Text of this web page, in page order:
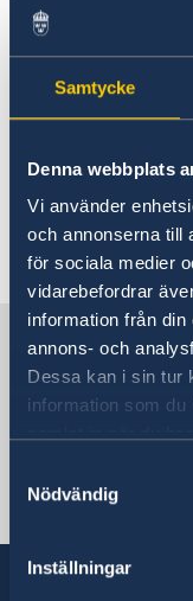
Samtycke
Denna webbplats
Vi använder
och annonserna till
för sociala medier
vidarebefordrar
information från
annons- och
Dessa kan i sin tur
information som du
Nödvändig
Inställningar
Palau
Rösta i Palau
Hjälp till
Rösta i Palau
Hjälp kring
Akut hjälp
Reseinformation
Ambassadens
Aktuella händelser
Allmänna
Terrorism
Hälso- och
Lokala lagar och
Kriminalitet och
Trafiksäkerhet
Resa i landet
Inför resan -
Hjälp till
Generella
utomlands
Frågor och
utomlands -
På
information
på vanliga
Hjälp till
Sverige i
Stilla